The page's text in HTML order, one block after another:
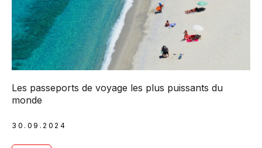
Les passeports de voyage les plus puissants du
monde
30.09.2024